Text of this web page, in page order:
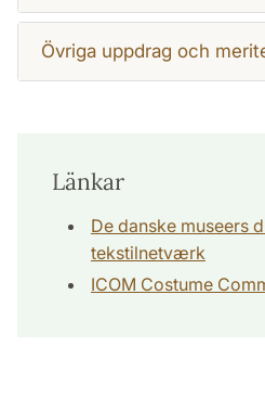
Övriga uppdrag och
Länkar
De danske museers
tekstilnetværk
ICOM Costume